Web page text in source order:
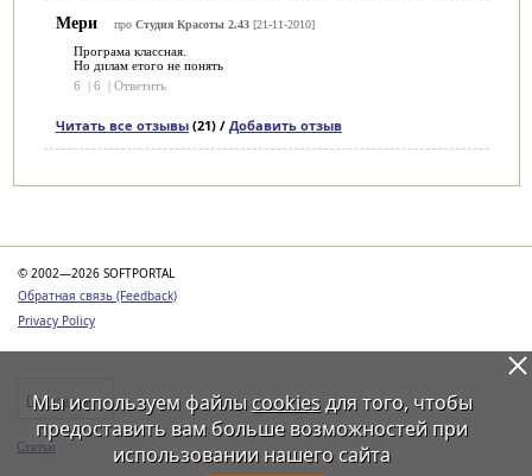
Мери про Студия Красоты 2.43[21-11-2010]
Програма классная.
Но дилам етого не понять
6
6 Ответить
Читать все отзывы(21) / Добавить отзыв
© 2002—2026 SOFTPORTAL
Обратная связь (Feedback)
Privacy Policy
Программы
Статьи
Мы используем файлы cookiesдля того, чтобы
предоставить вам больше возможностей при
использовании нашего сайта